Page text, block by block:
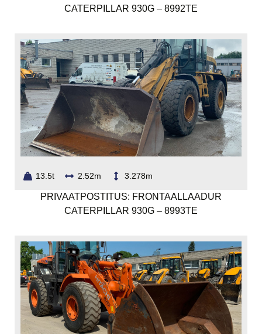
CATERPILLAR 930G – 8992TE
13.5t 2.52m 3.278m
PRIVAATPOSTITUS: FRONTAALLAADUR
CATERPILLAR 930G – 8993TE